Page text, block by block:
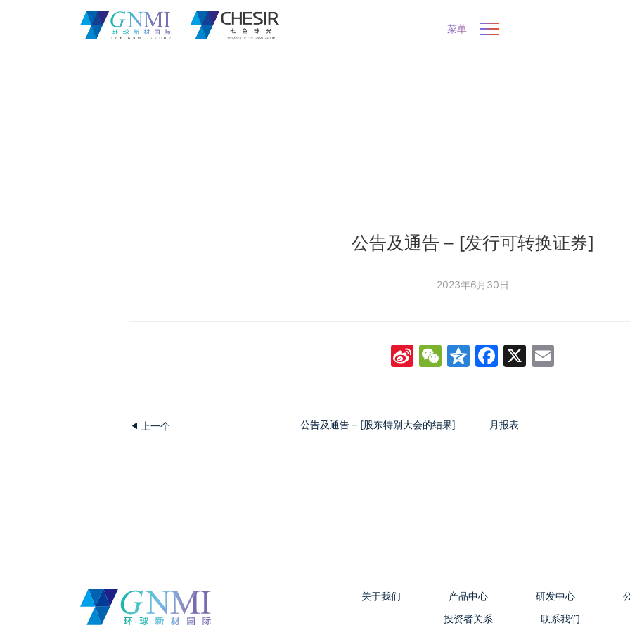
菜单
公告及通告 – [发行可转换证券]
2023年6月30日
SinaWeChat
Qzone
Facebook
X
上一个 公告及通告 – [股东特别大会的结果] 月报表
关于我们 产品中心 研发中心
投资者关系
联系我们